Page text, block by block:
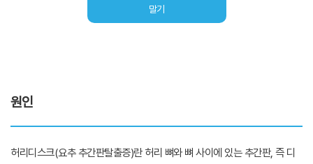
말기
원인
허리디스크(요추 추간판탈출증)란 허리 뼈와 뼈 사이에 있는 추간판, 즉 디